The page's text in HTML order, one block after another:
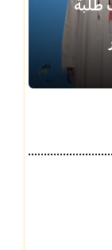
طلبة